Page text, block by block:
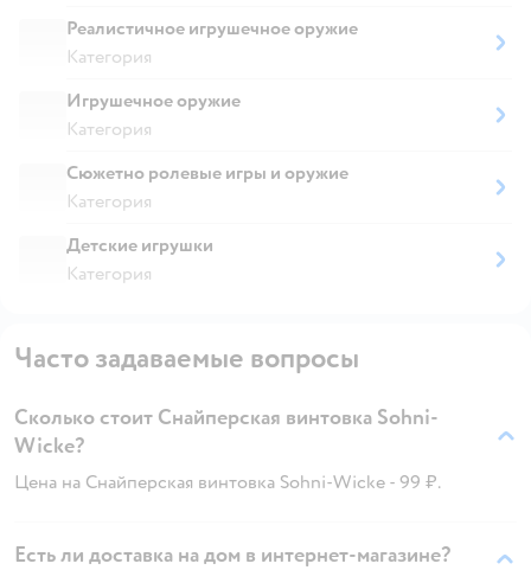
Реалистичное игрушечное оружие
Категория
Игрушечное оружие
Категория
Сюжетно ролевые игры и оружие
Категория
Детские игрушки
Категория
Часто задаваемые вопросы
Сколько стоит Снайперская винтовка Sohni-
Wicke?
Цена на Снайперская винтовка Sohni-Wicke - 99 ₽.
Есть ли доставка на дом в интернет-магазине?